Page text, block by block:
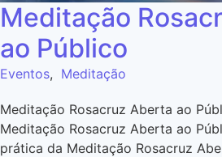
Meditação
ao Público
Eventos, Meditação
Meditação Rosacruz Aberta ao
Meditação Rosacruz Aberta ao
prática da Meditação Rosacruz